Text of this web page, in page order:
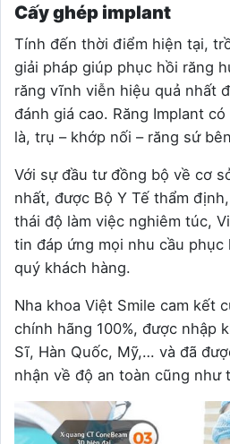
Cấy ghép implant
Tính đến thời điểm hiện tại,
giải pháp giúp phục hồi răng
răng vĩnh viễn hiệu quả nhất
đánh giá cao. Răng Implant
là, trụ – khớp nối – răng sứ
Với sự đầu tư đồng bộ về cơ
nhất, được Bộ Y Tế thẩm
thái độ làm việc nghiêm túc,
tin đáp ứng mọi nhu cầu phục
quý khách hàng.
Nha khoa Việt Smile cam kết
chính hãng 100%, được nhập
Sĩ, Hàn Quốc, Mỹ,… và đã
nhận về độ an toàn cũng như